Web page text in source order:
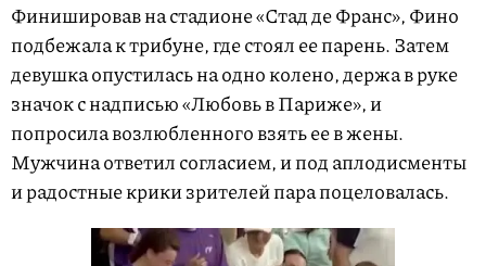
Финишировав на стадионе «Стад де Франс», Фино
подбежала к трибуне, где стоял ее парень. Затем
девушка опустилась на одно колено, держа в руке
значок с надписью «Любовь в Париже», и
попросила возлюбленного взять ее в жены.
Мужчина ответил согласием, и под аплодисменты
и радостные крики зрителей пара поцеловалась.